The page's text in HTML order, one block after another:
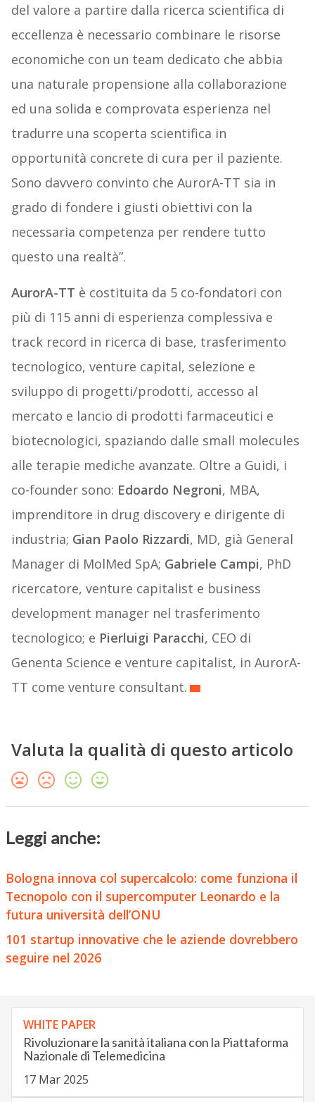
del valore a partire dalla ricerca scientifica di
eccellenza è necessario combinare le risorse
economiche con un team dedicato che abbia
una naturale propensione alla collaborazione
ed una solida e comprovata esperienza nel
tradurre una scoperta scientifica in
opportunità concrete di cura per il paziente.
Sono davvero convinto che AurorA-TT sia in
grado di fondere i giusti obiettivi con la
necessaria competenza per rendere tutto
questo una realtà”.
AurorA-TT è costituita da 5 co-fondatori con
più di 115 anni di esperienza complessiva e
track record in ricerca di base, trasferimento
tecnologico, venture capital, selezione e
sviluppo di progetti/prodotti, accesso al
mercato e lancio di prodotti farmaceutici e
biotecnologici, spaziando dalle small molecules
alle terapie mediche avanzate. Oltre a Guidi, i
co-founder sono: Edoardo Negroni, MBA,
imprenditore in drug discovery e dirigente di
industria; Gian Paolo Rizzardi, MD, già General
Manager di MolMed SpA; Gabriele Campi, PhD
ricercatore, venture capitalist e business
development manager nel trasferimento
tecnologico; e Pierluigi Paracchi, CEO di
Genenta Science e venture capitalist, in AurorA-
TT come venture consultant.
Valuta la qualità di questo articolo
Leggi anche:
Bologna innova col supercalcolo: come funziona il
Tecnopolo con il supercomputer Leonardo e la
futura università dell’ONU
101 startup innovative che le aziende dovrebbero
seguire nel 2026
WHITE PAPER
Rivoluzionare la sanità italiana con la Piattaforma
Nazionale di Telemedicina
17 Mar 2025